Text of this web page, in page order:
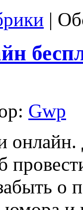
|
Gwp
oнлaйн.
о